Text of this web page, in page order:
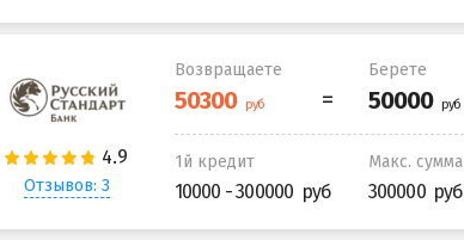
Отзывов: 3
Возвращаете Берете
1й кредит
10000 - 300000
Макс. сумма
300000